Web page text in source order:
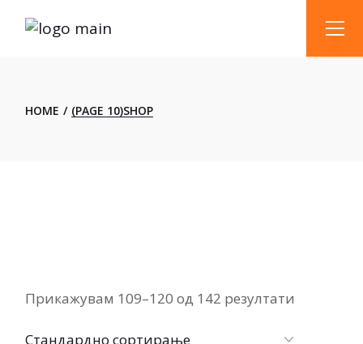
HOME (PAGE 10)SHOP
Прикажувам 109–120 од 142 резултати